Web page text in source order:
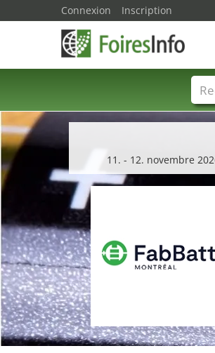
11. - 12. novembre
Connexion Inscription